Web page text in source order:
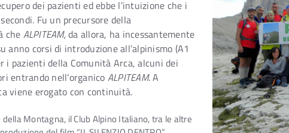
dei pazienti ed ebbe l’intuizione che i
Fu un precursore della
che ALPITEAM,da allora, ha incessantemente
anno corsi di introduzione all’alpinismo (A1
i pazienti della Comunità Arca, alcuni dei
entrando nell’organico ALPITEAM. A
viene erogato con continuità.
Montagna, il Club Alpino Italiano, tra le altre